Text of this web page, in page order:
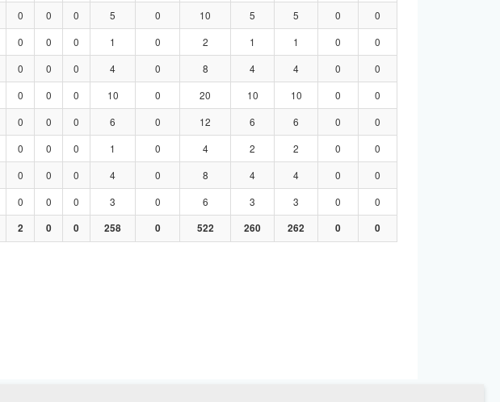
0 0 0 5 0 10 5 5 0
0
0 0 0 1 0 2 1 1 0
0
0 0 0 4 0 8 4 4 0
0
0 0 0 10 0 20 10 10 0
0
0 0 0 6 0 12 6 6 0
0
0 0 0 1 0 4 2 2 0
0
0 0 0 4 0 8 4 4 0
0
0 0 0 3 0 6 3 3 0
0
2 0 0 258 0 522 260 262 0 0